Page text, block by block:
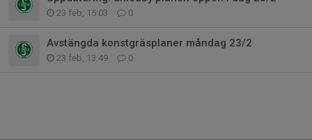
23 feb, 15:03 0
Avstängda konstgräsplaner måndag 23/2
23 feb, 13:49 0